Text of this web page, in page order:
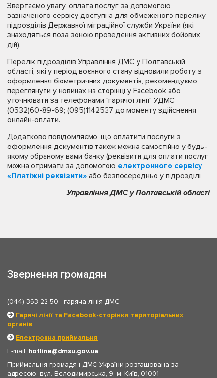
Звертаємо увагу, оплата послуг за допомогою
зазначеного сервісу доступна для обмеженого переліку
підрозділів Державної міграційної служби України (які
знаходяться поза зоною проведення активних бойових
дій).
Перелік підрозділів Управління ДМС у Полтавській
області, які у період воєнного стану відновили роботу з
оформлення біометричних документів, рекомендуємо
переглянути у новинах на сторінці у Facebook або
уточнювати за телефонами "гарячої лінії" УДМС
(0532)60-89-69; (095)1142537 до моменту здійснення
онлайн-оплати.
Додатково повідомляємо, що оплатити послуги з
оформлення документів також можна самостійно у будь-
якому обраному вами банку (реквізити для оплати послуг
можна отримати за допомогою електронного сервісу
«Платіжні реквізити» або безпосередньо у підрозділі.
Управління ДМС у Полтавській області
Звернення громадян
(044) 363-22-50 - гаряча лінія ДМС
Гарячі лінії та Facebook-сторінки територіальних
органів
Електронна приймальня
E-mail: hotline
dmsu.gov.ua
Приймальня громадян ДМС України розташована за
адресою: вул. Володимирська, 9, м. Київ, 01001